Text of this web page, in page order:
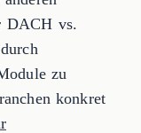
DACH vs.
zu
konkret